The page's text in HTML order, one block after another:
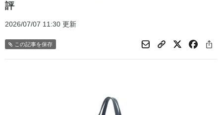
評
2026/07/07 11:30 更新
この記事を保存